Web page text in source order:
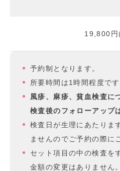
19,800円
予約制となります。
所要時間は1時間程度です
風疹、麻疹、貧血検査に
検査後のフォローアップ
検査日が生理にあたりま
ませんのでご予約の際に
セット項目の中の検査を
金額の変更はありません。